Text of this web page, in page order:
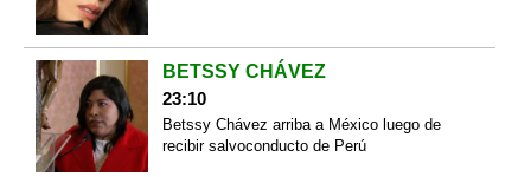
BETSSY CHÁVEZ
23:10
Betssy Chávez arriba a México luego de
recibir salvoconducto de Perú